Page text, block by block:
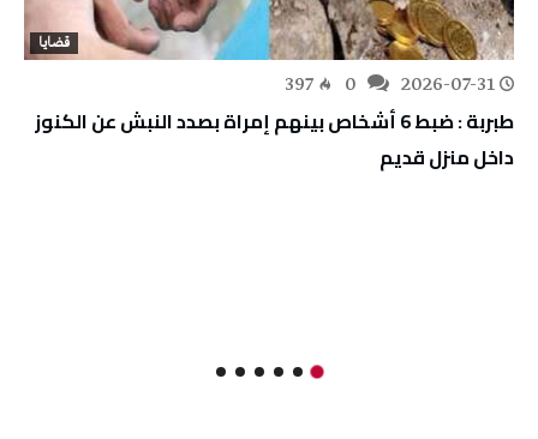
قضايا
2026-07-31
397
طبربة : ضبط 6 أشخاص بينهم إمراة بصدد النبش عن الكنوز
داخل منزل قديم